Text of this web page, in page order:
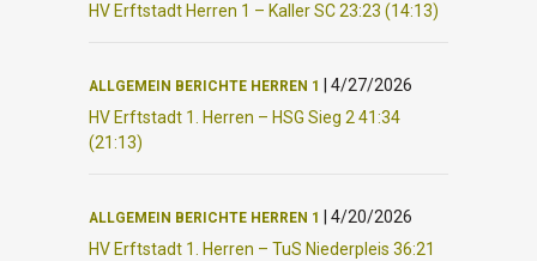
HV Erftstadt Herren 1 – Kaller SC 23:23 (14:13)
ALLGEMEIN BERICHTE HERREN 1
4/27/2026
HV Erftstadt 1. Herren – HSG Sieg 2 41:34
(21:13)
ALLGEMEIN BERICHTE HERREN 1
4/20/2026
HV Erftstadt 1. Herren – TuS Niederpleis 36:21